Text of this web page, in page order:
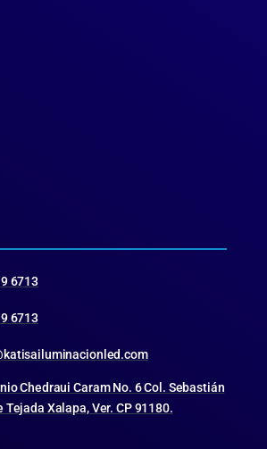
6713
6713
Chedraui Caram No. 6 Col. Sebastián
Tejada Xalapa, Ver. CP 91180.